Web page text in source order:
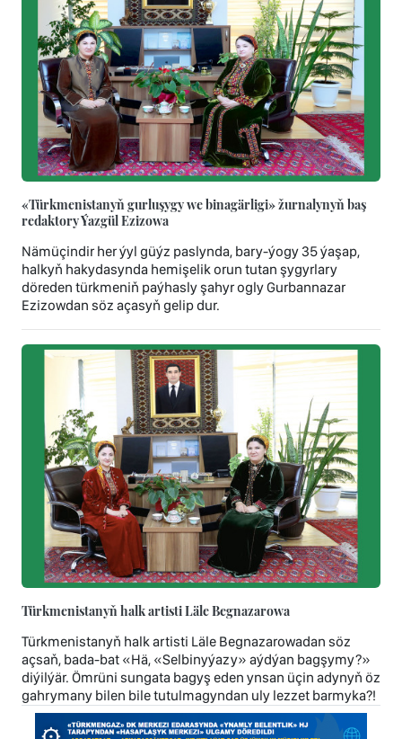
«Türkmenistanyň gurluşygy we binagärligi» žurnalynyň baş
redaktory Ýazgül Ezizowa
Nämüçindir her ýyl güýz paslynda, bary-ýogy 35 ýaşap,
halkyň hakydasynda hemişelik orun tutan şygyrlary
döreden türkmeniň paýhasly şahyr ogly Gurbannazar
Ezizowdan söz açasyň gelip dur.
Türkmenistanyň halk artisti Läle Begnazarowa
Türkmenistanyň halk artisti Läle Begnazarowadan söz
açsaň, bada-bat «Hä, «Selbinyýazy» aýdýan bagşymy?»
diýilýär. Ömrüni sungata bagyş eden ynsan üçin adynyň öz
gahrymany bilen bile tutulmagyndan uly lezzet barmyka?!